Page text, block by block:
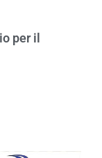
per il